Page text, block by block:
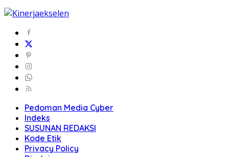
Pedoman Media Cyber
Indeks
SUSUNAN REDAKSI
Kode Etik
Privacy Policy